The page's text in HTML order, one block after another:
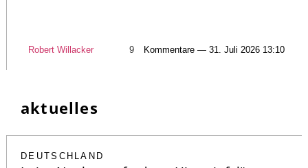
Robert Willacker 9 Kommentare — 31. Juli 2026 13:10
aktuelles
DEUTSCHLAND